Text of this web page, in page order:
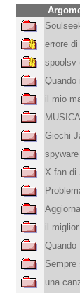
errore
spoolsv
il mio
Giochi
spyware
X fan di
il
Quando
Sempre
una